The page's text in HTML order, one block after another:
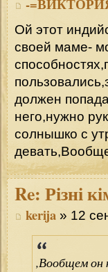
-
Ой этот
своей маме-
должен
него,нужно
солнышко с
Re: Різні
kerija » 12
,Вообщем он